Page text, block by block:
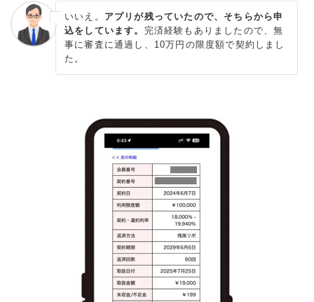
いいえ。 アプリが残っていたので、そちらから申
込をしています。 完済経験もありましたので、無
事に審査に通過し、10万円の限度額で契約しまし
た。